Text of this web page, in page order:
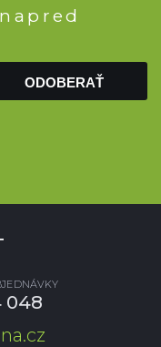
ODOBERAŤ
048